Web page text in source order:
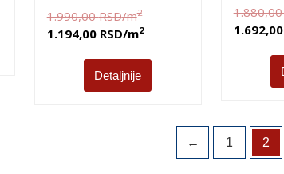
1.990,00RSD/m2
1.194,00 RSD/m2
Detaljnije
1.692,00
← 1 2